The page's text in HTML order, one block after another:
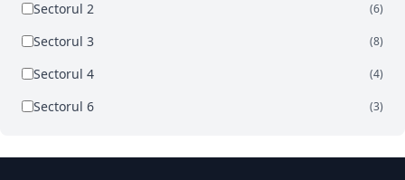
Sectorul 2 (6)
Sectorul 3 (8)
Sectorul 4 (4)
Sectorul 6 (3)